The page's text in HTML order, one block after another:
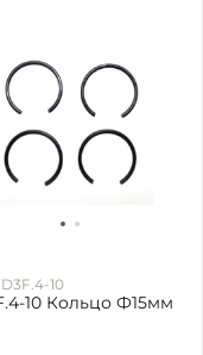
10
10 Кольцо Ф15мм